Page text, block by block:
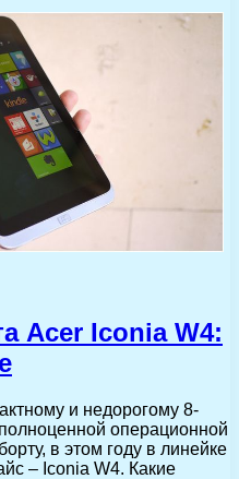
Acer Iconia W4:
и недорогому 8-
операционной
в этом году в линейке
– Iconia W4. Какие